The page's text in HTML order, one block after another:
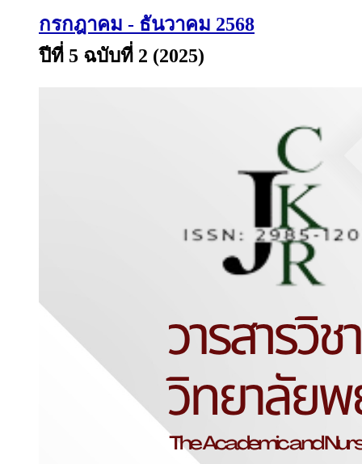
กรกฎาคม - ธันวาคม 2568
ปีที่ 5 ฉบับที่ 2 (2025)